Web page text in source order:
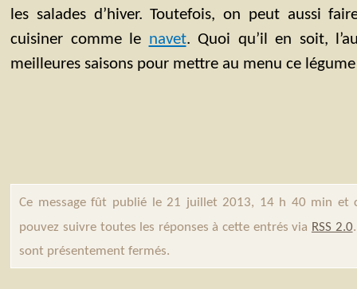
les salades d’hiver. Toutefois, on peut aussi
cuisiner comme le navet. Quoi qu’il en soit,
meilleures saisons pour mettre au menu ce
Ce message fût publié le 21 juillet 2013, 14 h 40 min et
pouvez suivre toutes les réponses à cette entrés via RSS 2.0
sont présentement fermés.